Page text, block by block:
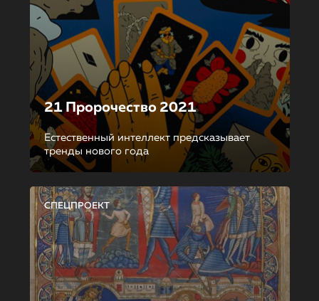
21 Пророчество 2021
Естественный интеллект предсказывает
тренды нового года
СПЕЦПРОЕКТ